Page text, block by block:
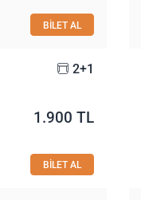
BİLET AL
2+1
1.900 TL
BİLET AL